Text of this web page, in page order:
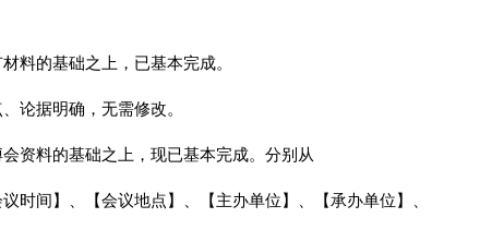
料的基础之上，已基本完成。
论据明确，无需修改。
资料的基础之上，现已基本完成。分别从
时间】、【会议地点】、【主办单位】、【承办单位】、